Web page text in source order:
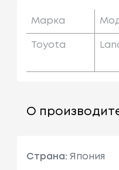
Марка
Toyota
О
Страна: Япония